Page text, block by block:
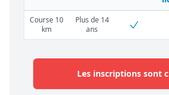
Course 10
km
Plus de 14
ans
Les inscriptions sont